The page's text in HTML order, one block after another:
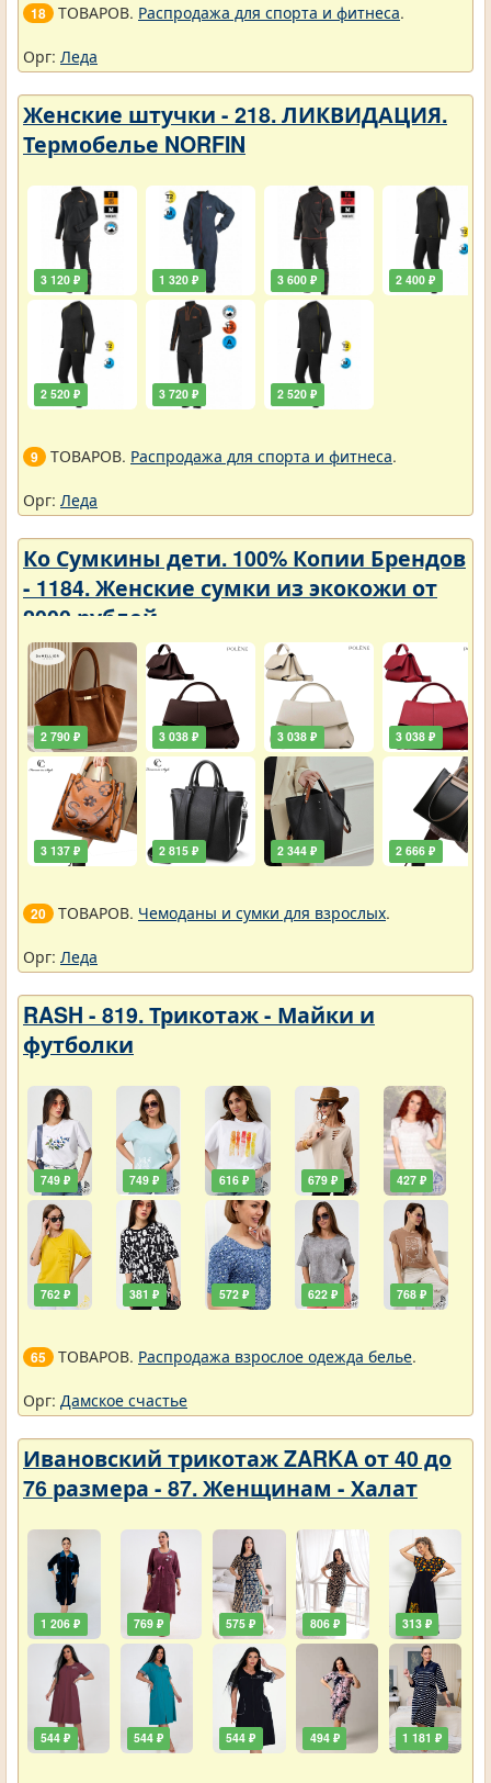
18 ТОВАРОВ. Распродажа для спорта и фитнеса.
Орг: Леда
Женские штучки - 218. ЛИКВИДАЦИЯ.
Термобелье NORFIN
3 120 ₽
2 520 ₽
1 320 ₽
3 720 ₽
3 600 ₽
2 520 ₽
2 400 ₽
9 ТОВАРОВ. Распродажа для спорта и фитнеса.
Орг: Леда
Ко Сумкины дети. 100% Копии Брендов
- 1184. Женские сумки из экокожи от
2000 рублей
2 790 ₽
3 137 ₽
3 038 ₽
2 815 ₽
3 038 ₽
2 344 ₽
3 038 ₽
2 666 ₽
20 ТОВАРОВ. Чемоданы и сумки для взрослых.
Орг: Леда
RASH - 819. Трикотаж - Майки и
футболки
749 ₽
762 ₽
749 ₽
381 ₽
616 ₽
572 ₽
679 ₽
622 ₽
427 ₽
768 ₽
65 ТОВАРОВ. Распродажа взрослое одежда белье.
Орг: Дамское счастье
Ивановский трикотаж ZARKA от 40 до
76 размера - 87. Женщинам - Халат
1 206 ₽
544 ₽
769 ₽
544 ₽
575 ₽
544 ₽
806 ₽
494 ₽
313 ₽
1 181 ₽